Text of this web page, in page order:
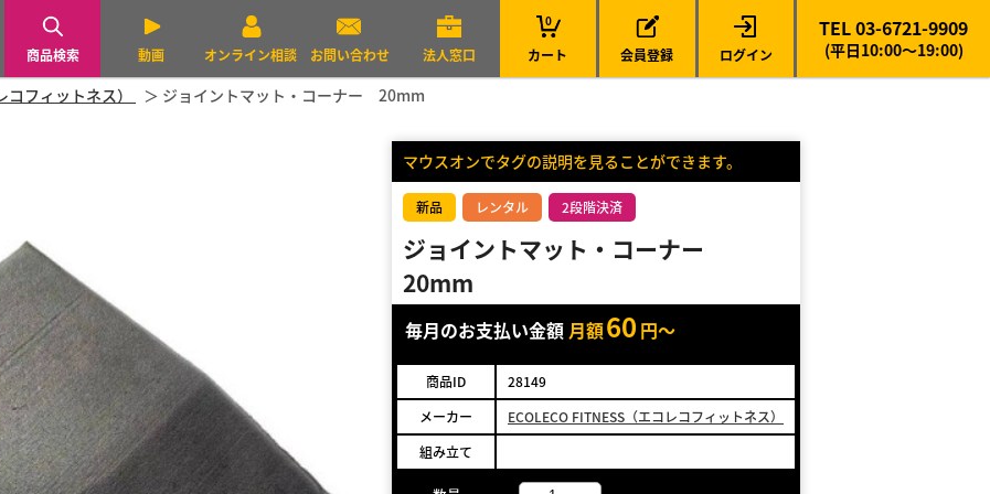
商品検索 動画 オンライン相談 お問い合わせ 法人窓口 カート
0
会員登録 ログイン
TEL 03-6721-9909
(平日10:00～19:00)
フィットネス） ジョイントマット・コーナー 20mm
マウスオンでタグの説明を見ることができます。
新品 レンタル 2段階決済
ジョイントマット・コーナー
20mm
毎月のお支払い金額 月額60 円～
商品ID
28149
メーカー
ECOLECO FITNESS（エコレコフィットネス）
組み立て